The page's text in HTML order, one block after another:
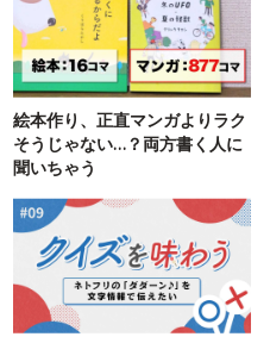
絵本作り、正直マンガよりラク
そうじゃない…？両方書く人に
聞いちゃう